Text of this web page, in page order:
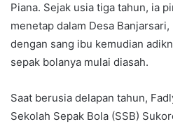
Piana. Sejak usia tiga tahun, ia
menetap dalam Desa
dengan sang ibu kemudian
sepak bolanya mulai diasah.
Saat berusia delapan tahun,
Sekolah Sepak Bola (SSB)